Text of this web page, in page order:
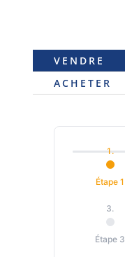
VENDRE
ACHETER
Étape 1
Étape 3